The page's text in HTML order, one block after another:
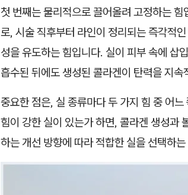
첫 번째는 물리적으로 끌어올려 고정하는
로, 시술 직후부터 라인이 정리되는 즉각적
성을 유도하는 힘입니다. 실이 피부 속에 삽
흡수된 뒤에도 생성된 콜라겐이 탄력을 지
중요한 점은, 실 종류마다 두 가지 힘 중 어
힘이 강한 실이 있는가 하면, 콜라겐 생성과
하는 개선 방향에 따라 적합한 실을 선택하